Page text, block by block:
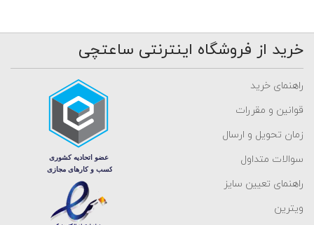
خرید از فروشگاه اینترنتی ساعتچی
راهنمای خرید
قوانین و مقررات
زمان تحویل و ارسال
سوالات متداول
راهنمای تعیین سایز
ویترین